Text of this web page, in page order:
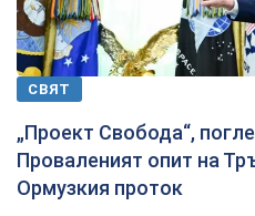
СВЯТ
„Проект Свобода“,
Проваленият опит на
Ормузкия проток